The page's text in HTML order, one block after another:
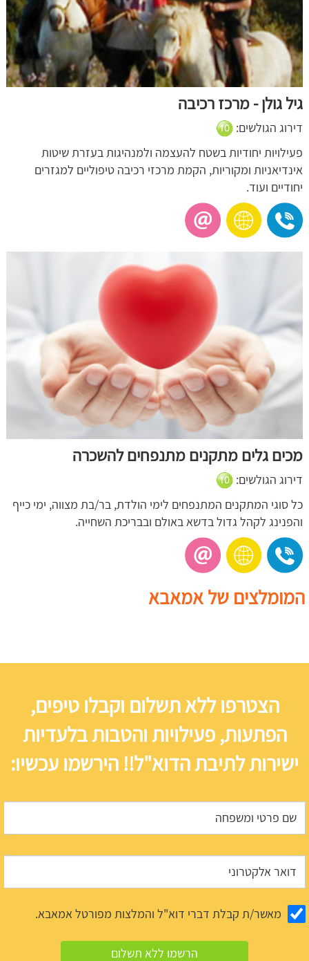
גיל גולן - מרכז רכיבה
דירוג הגולשים:
פעילויות יחודיות בשטח להעצמה ולמנהיגות בעזרת שיטות
אינדיאניות ומקוריות, הקמת מרכזי רכיבה טיפוליים למגזרים
יחודיים ועוד.
מכים גלים מתקנים מתנפחים להשכרה
דירוג הגולשים:
כל סוגי המתקנים המתנפחים לימי הולדת, בר/בת מצווה, ימי כייף
והפנינג לקהל גדול בדשא באולם ובבריכת השחייה.
המומלצים של אמאבא
הצטרפו ללא תשלום וקבלו טיפים,
הפתעות, פעילויות והטבות בלעדיות
ישירות לתיבת הדוא"ל!! הירשמו עכשיו:
מאשר/ת קבלת דברי דוא"ל והמלצות מפורטל אמאבא.